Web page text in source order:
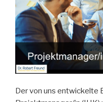
Der von uns entwickelte